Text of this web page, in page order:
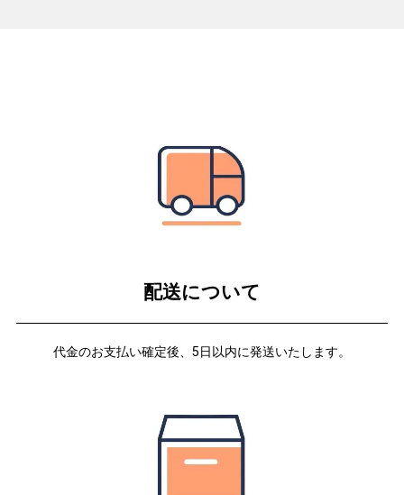
配送について
代金のお支払い確定後、5日以内に発送いたします。